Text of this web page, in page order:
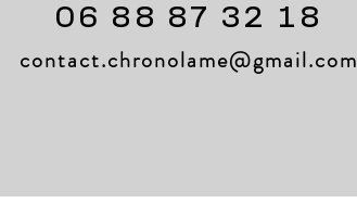
06 88 87 32 18
contact.chronolame@gmail.com